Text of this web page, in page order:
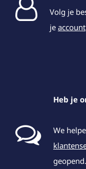
Volg je
je account
Heb je
We
geopend.